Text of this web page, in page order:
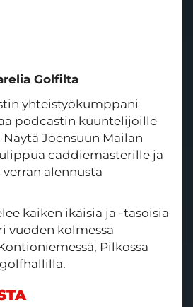
Golfilta
yhteistyökumppani
podcastin kuuntelijoille
Joensuun Mailan
caddiemasterille ja
alennusta
kaiken ikäisiä ja -tasoisia
vuoden kolmessa
Pilkossa